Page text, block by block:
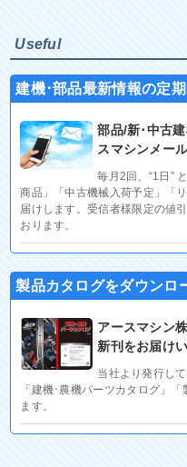
Useful
建機･部品最新情報の定
部品/新･中古
スマシンメー
毎月2回、“1日”
商品」「中古機械入荷予定」「
届けします。受信者様限定の値
おります。
製品カタログをダウンロ
アースマシン
新刊をお届け
当社より発行し
「建機･農機パーツカタログ」
ます。